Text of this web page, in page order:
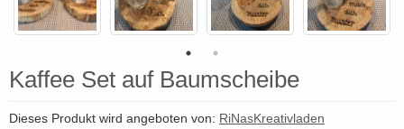
Kaffee Set auf Baumscheibe
Dieses Produkt wird angeboten von: RiNasKreativladen